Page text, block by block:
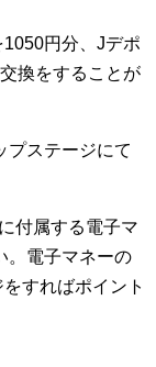
円分、Jデポ
換をすることが
プステージにて
付属する電子マ
。電子マネーの
すればポイント